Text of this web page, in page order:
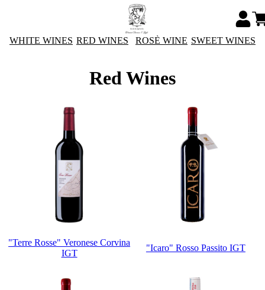
WHITE WINES RED WINES ROSÈ WINE SWEET WINES
Red Wines
"Terre Rosse" Veronese Corvina
IGT
"Icaro" Rosso Passito IGT